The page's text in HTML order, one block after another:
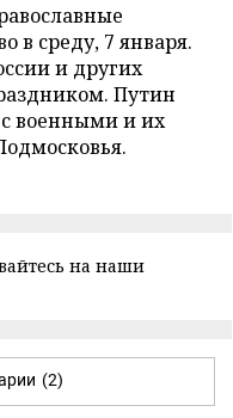
в среду, 7 января.
и других
Путин
военными и их
на наши
(2)